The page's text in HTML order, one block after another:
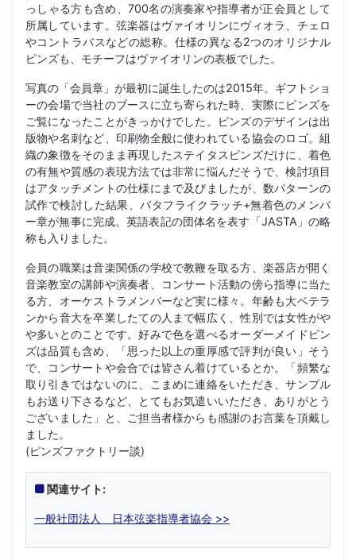
っしゃる方も含め、700名の演奏家や指導者が正会員として
所属しています。弦楽器はヴァイオリンにヴィオラ、チェロ
やコントラバスなどの総称。仕様の異なる2つのオリジナル
ピンズも、モチーフはヴァイオリンの表板でした。
写真の「会員章」が最初に誕生したのは2015年。ギフトショ
ーの会場で当社のブースに立ち寄られた時、実際にピンズを
ご覧になったことがきっかけでした。ピンズのデザインは出
版物や名刺など、印刷物全般に使われている協会のロゴ。組
織の象徴をそのまま再現したステイタスピンズだけに、着色
の有無や質感の表現方法では非常に悩んだそうで、検討項目
はアタッチメントの仕様にまで及びましたが、数パターンの
試作で検討した結果、バタフライクラッチ+無着色のメンバ
ー章が無事に完成。英語表記の団体名を表す「JASTA」の略
称も入りました。
会員の職業は音楽関係の学校で教鞭を取る方、楽器店が開く
音楽教室の講師や演奏者、コンサート活動の傍ら指導に当た
る方、オーケストラメンバーなど実に様々。年齢も大ベテラ
ンから音大を卒業したての人まで幅広く、性別では女性がや
や多いとのことです。好みで色を選べるオーダーメイドピン
ズは品質も含め、「思った以上の重厚感で評判が良い」そう
で、コンサートや会合では皆さん着けているとか。「頻繁な
取り引きではないのに、こまめに連絡をいただき、サンプル
もお送り下さるなど、とてもお気遣いいただき、ありがとう
ございました」と、ご担当者様からも感謝のお言葉を頂戴し
ました。
(ピンズファクトリー談)
関連サイト:
一般社団法人 日本弦楽指導者協会 >>